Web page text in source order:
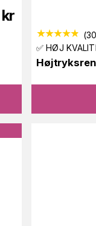
kr
(30
✅ HØJ